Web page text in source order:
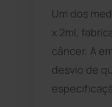
Um dos
x 2ml,
câncer. A
desvio de